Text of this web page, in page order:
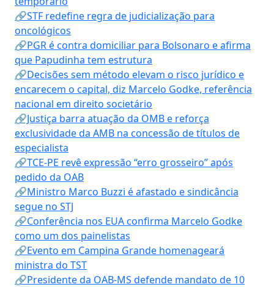
🔗STF redefine regra de judicialização para
oncológicos
🔗PGR é contra domiciliar para Bolsonaro e afirma
que Papudinha tem estrutura
🔗Decisões sem método elevam o risco jurídico e
encarecem o capital, diz Marcelo Godke, referência
nacional em direito societário
🔗Justiça barra atuação da OMB e reforça
exclusividade da AMB na concessão de títulos de
especialista
🔗TCE-PE revê expressão “erro grosseiro” após
pedido da OAB
🔗Ministro Marco Buzzi é afastado e sindicância
segue no STJ
🔗Conferência nos EUA confirma Marcelo Godke
como um dos painelistas
🔗Evento em Campina Grande homenageará
ministra do TST
🔗Presidente da OAB-MS defende mandato de 10